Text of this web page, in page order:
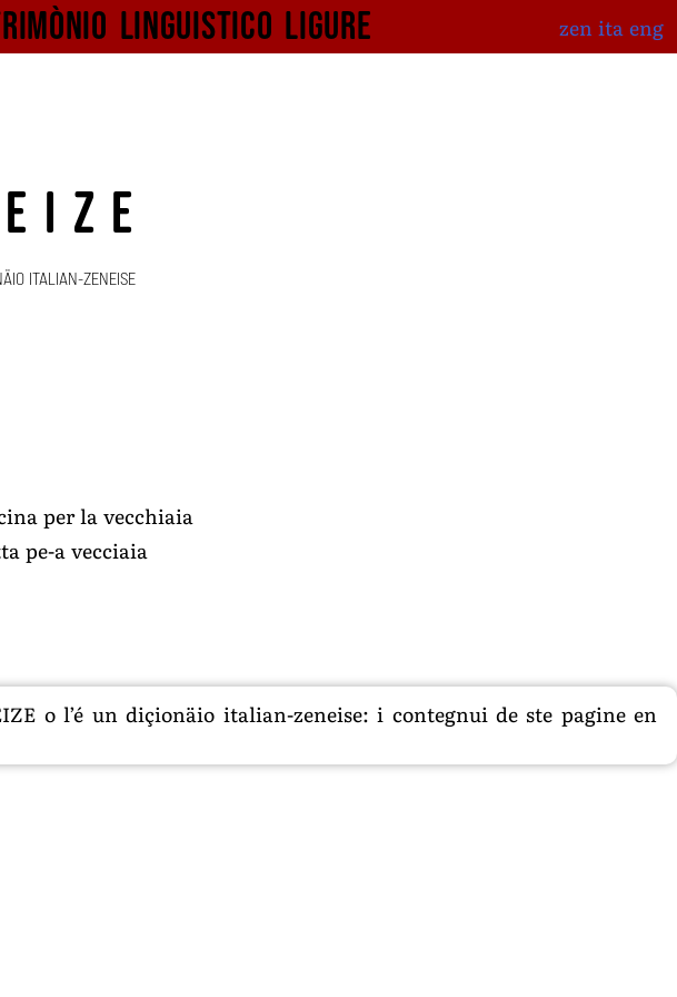
linguistico ligure zen ita eng
ITALIAN-ZENEISE
per la vecchiaia
pe-a vecciaia
o l’é un diçionäio italian-zeneise: i contegnui de ste pagine en